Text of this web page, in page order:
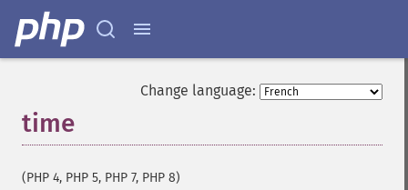
Change language:
time
(PHP 4, PHP 5, PHP 7, PHP 8)